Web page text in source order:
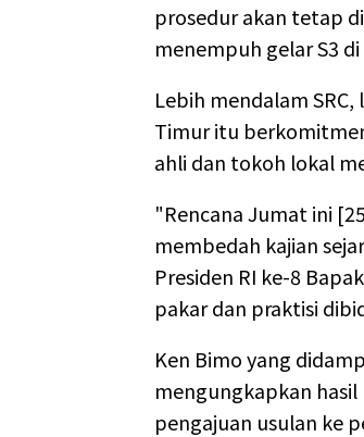
prosedur akan tetap
menempuh gelar S3
Lebih mendalam
Timur itu
ahli dan tokoh lokal
"Rencana Jumat ini
membedah kajian
Presiden RI ke-8
pakar dan praktisi
Ken Bimo yang
mengungkapkan hasil
pengajuan usulan ke